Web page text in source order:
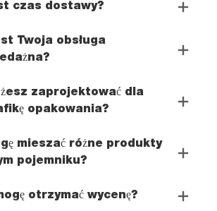
czas dostawy?
Twoja obsługa
zaprojektować dla
opakowania?
mieszać różne produkty
pojemniku?
otrzymać wycenę?